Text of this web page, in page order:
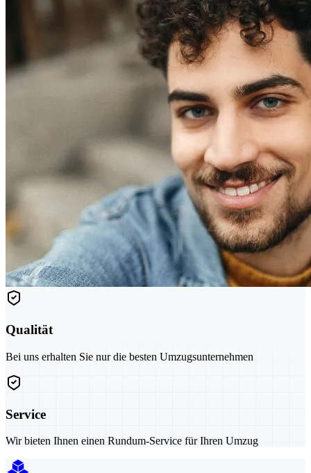
Qualität
Bei uns erhalten Sie nur die besten Umzugsunternehmen
Service
Wir bieten Ihnen einen Rundum-Service für Ihren Umzug